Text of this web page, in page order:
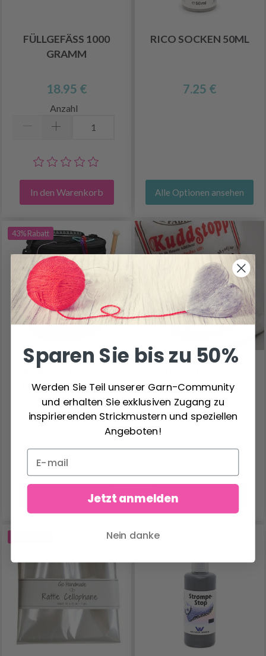
FÜLLGEFÄSS 1000 G
RAMM
18.95 €
Anzahl
In den Warenkorb
RICO SOCKEN 50ML
7.25 €
Alle Optionen ansehen
43% Rabatt
HOBBYARTS GARN-
TASCHE SCHWARZ
13.10 €22.99 €
In den Warenkorb
RAMM
5.95 €
In den Warenkorb
Sparen Sie bis zu 50%
Werden Sie Teil unserer Garn-Community
und erhalten Sie exklusiven Zugang zu
inspirierenden Strickmustern und speziellen
Angeboten!
Jetzt anmelden
Nein danke